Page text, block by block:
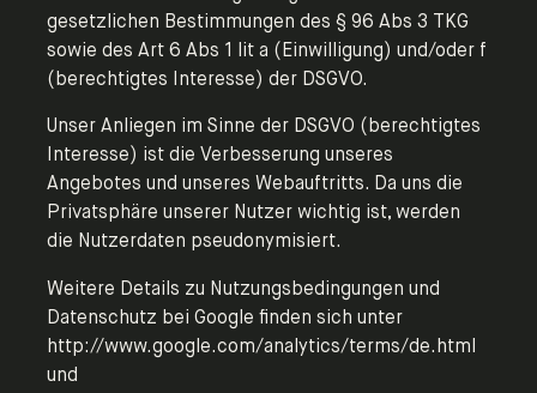
gesetzlichen Bestimmungen des § 96 Abs 3 TKG
sowie des Art 6 Abs 1 lit a (Einwilligung) und/oder f
(berechtigtes Interesse) der DSGVO.
Unser Anliegen im Sinne der DSGVO (berechtigtes
Interesse) ist die Verbesserung unseres
Angebotes und unseres Webauftritts. Da uns die
Privatsphäre unserer Nutzer wichtig ist, werden
die Nutzerdaten pseudonymisiert.
Weitere Details zu Nutzungsbedingungen und
Datenschutz bei Google finden sich unter
http://www.google.com/analytics/terms/de.html
und